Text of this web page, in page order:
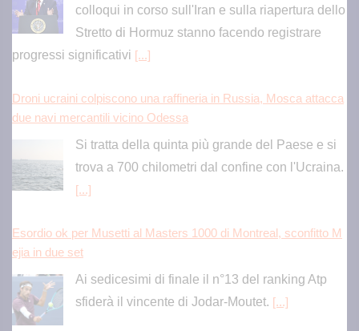
due navi mercantili vicino Odessa
Si tratta della quinta più grande del Paese e si
trova a 700 chilometri dal confine con l'Ucraina.
Esordio ok per Musetti al Masters 1000 di Montreal, sconfitto M
ejia in due set
Ai sedicesimi di finale il n°13 del ranking Atp
sfiderà il vincente di Jodar-Moutet.
Scoperto danno erariale da 600 mila euro nella gestione dei dep
uratori comunali e consortili in Calabria
L'indagine della Guardia di Finanza di